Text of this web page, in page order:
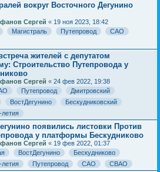
вокруг Восточного Дегунино
Сергей « 19 ноя 2023, 18:42
Магистраль Путепровод
САО
жителей с депутатом
Строительство Путепровода у
Сергей « 24 фев 2022, 19:38
Путепровод
Дмитровский
ВостДегунино
Бескудниковский
летия
появились листовки Против
у платформы Бескудниково
Сергей « 19 фев 2022, 01:37
ВостДегунино
Бескудниково
летия Путепровод САО СВАО